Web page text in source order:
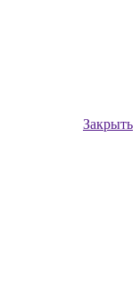
Закрыть